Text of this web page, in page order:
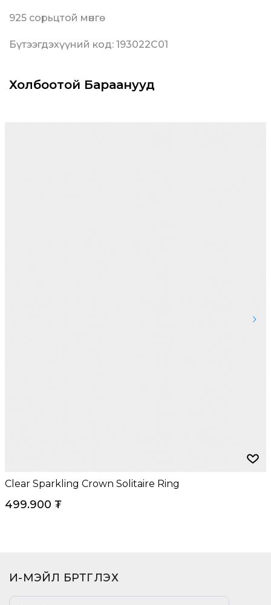
925 сорьцтой мөнгө
Бүтээгдэхүүний код: 193022C01
Холбоотой Бараанууд
Clear Sparkling Crown Solitaire Ring
499.900 ₮
И-МЭЙЛ БҮРТГҮҮЛЭХ​